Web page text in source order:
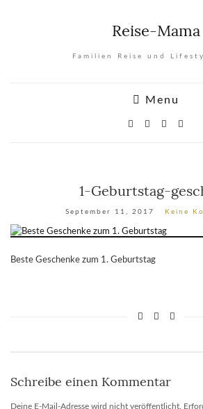
Reise-Mama
Familien Reise und
Menu
1-Geburtstag-
September 11, 2017 Keine
Beste Geschenke zum 1. Geburtstag
Schreibe einen Kommentar
Deine E-Mail-Adresse wird nicht veröffentlicht.